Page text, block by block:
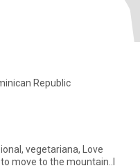
Republic
move to the mountain..I